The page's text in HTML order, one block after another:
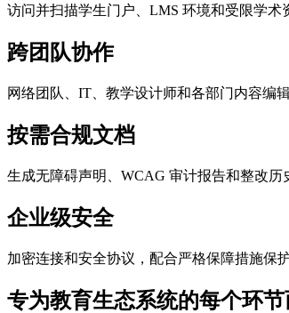
访问并扫描学生门户、LMS 环境和受限学术
跨团队协作
网络团队、IT、教学设计师和各部门内容编
按需合规文档
生成无障碍声明、WCAG 审计报告和整改历
企业级安全
加密连接和安全协议，配合严格保障措施保
专为教育生态系统的每个环